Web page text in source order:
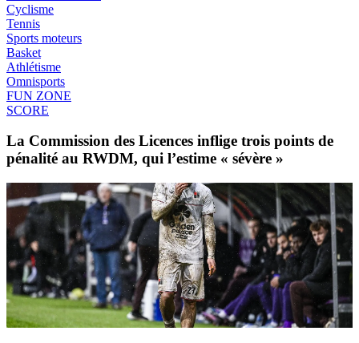
Cyclisme
Tennis
Sports moteurs
Basket
Athlétisme
Omnisports
FUN ZONE
SCORE
La Commission des Licences inflige trois points de
pénalité au RWDM, qui l’estime « sévère »